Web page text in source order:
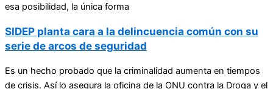
esa posibilidad, la única forma
SIDEP planta cara a la delincuencia común con su
serie de arcos de seguridad
Es un hecho probado que la criminalidad aumenta en tiempos
de crisis. Así lo asegura la oficina de la ONU contra la Droga y el